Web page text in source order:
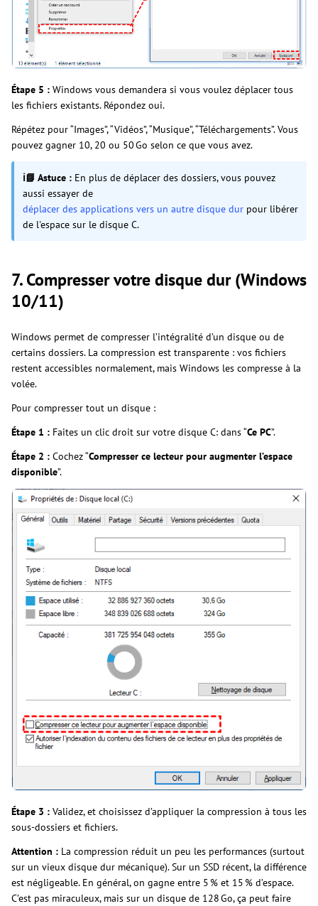
Étape 5 : Windows vous demandera si vous voulez déplacer tous
les fichiers existants. Répondez oui.
Répétez pour “Images”, “Vidéos”, “Musique”, “Téléchargements”. Vous
pouvez gagner 10, 20 ou 50 Go selon ce que vous avez.
ℹ📘 Astuce : En plus de déplacer des dossiers, vous pouvez
aussi essayer de
déplacer des applications vers un autre disque dur pour libérer
de l'espace sur le disque C.
7. Compresser votre disque dur (Windows
10/11)
Windows permet de compresser l’intégralité d’un disque ou de
certains dossiers. La compression est transparente : vos fichiers
restent accessibles normalement, mais Windows les compresse à la
volée.
Pour compresser tout un disque :
Étape 1 : Faites un clic droit sur votre disque C: dans “Ce PC”.
Étape 2 : Cochez “Compresser ce lecteur pour augmenter l’espace
disponible”.
Étape 3 : Validez, et choisissez d’appliquer la compression à tous les
sous-dossiers et fichiers.
Attention : La compression réduit un peu les performances (surtout
sur un vieux disque dur mécanique). Sur un SSD récent, la différence
est négligeable. En général, on gagne entre 5 % et 15 % d’espace.
C’est pas miraculeux, mais sur un disque de 128 Go, ça peut faire